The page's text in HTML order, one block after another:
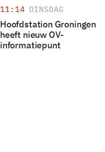
11:14 DINSDAG
Hoofdstation Groningen
heeft nieuw OV-
informatiepunt